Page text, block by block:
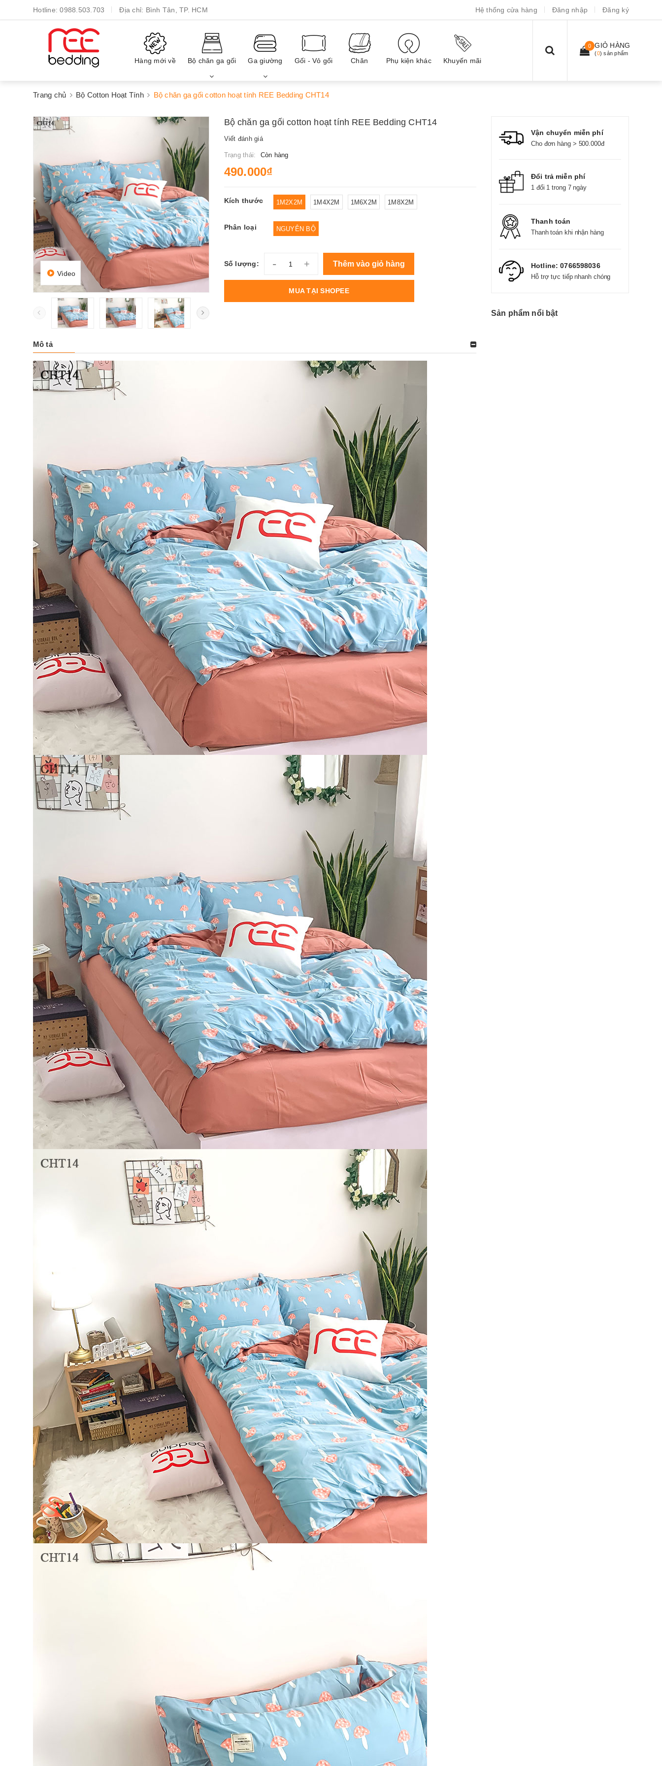
Hotline:0988.503.703 Địa chỉ: Bình Tân, TP. HCM Hệ thống cửa hàng Đăng nhập Đăng ký
Hàng mới về Bộ chăn ga gối Ga giường Gối - Vỏ gối Chăn Phụ kiện khác Khuyến mãi
0 GIỎ HÀNG
(0) sản phẩm
Trang chủ Bộ Cotton Hoạt Tính Bộ chăn ga gối cotton hoạt tính REE Bedding CHT14
Video
Bộ chăn ga gối cotton hoạt tính REE Bedding CHT14
Viết đánh giá
Trạng thái: Còn hàng
490.000₫
Kích thước 1M2X2M 1M4X2M 1M6X2M 1M8X2M
Phân loại NGUYÊN BỘ
Số lượng: - + Thêm vào giỏ hàng
MUA TẠI SHOPEE
Mô tả
Vận chuyển miễn phí
Cho đơn hàng > 500.000đ
Đổi trả miễn phí
1 đổi 1 trong 7 ngày
Thanh toán
Thanh toán khi nhận hàng
Hotline:0766598036
Hỗ trợ tực tiếp nhanh chóng
Sản phẩm nổi bật